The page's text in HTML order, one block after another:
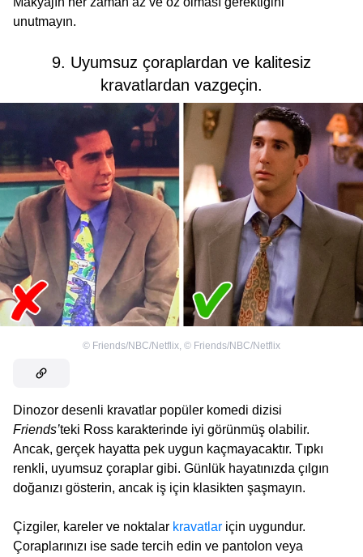
unutmayın.
9. Uyumsuz çoraplardan ve kalitesiz
kravatlardan vazgeçin.
© Friends/NBC/Netflix, © Friends/NBC/Netflix
Dinozor desenli kravatlar popüler komedi dizisi
Friends’teki Ross karakterinde iyi görünmüş olabilir.
Ancak, gerçek hayatta pek uygun kaçmayacaktır. Tıpkı
renkli, uyumsuz çoraplar gibi. Günlük hayatınızda çılgın
doğanızı gösterin, ancak iş için klasikten şaşmayın.
Çizgiler, kareler ve noktalar kravatlar için uygundur.
Çoraplarınızı ise sade tercih edin ve pantolon veya